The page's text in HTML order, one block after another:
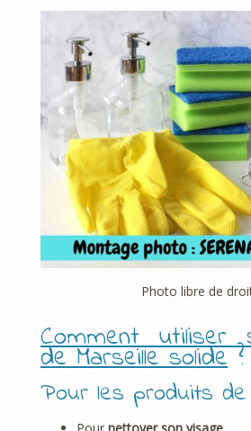
Photo libre de
Comment utiliser
de Marseille solide?
Pour les produits